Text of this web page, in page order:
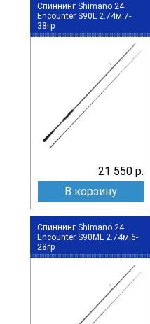
Спиннинг Shimano 24
Encounter S90L 2.74м 7-
38гр
21 550 р.
В корзину
Спиннинг Shimano 24
Encounter S90ML 2.74м 6-
28гр